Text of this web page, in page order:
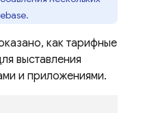
как тарифные
выставления
и приложениями.